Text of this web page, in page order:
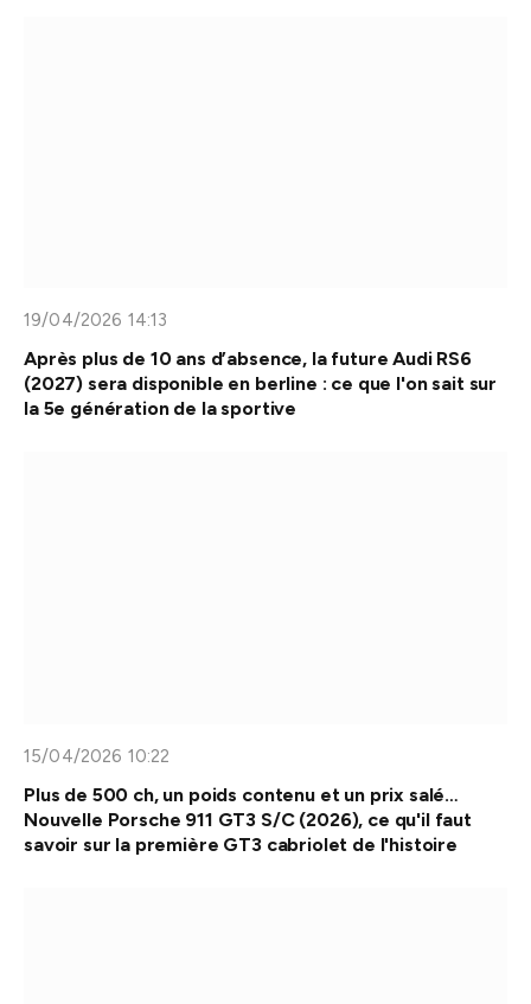
19/04/2026 14:13
Après plus de 10 ans d’absence, la future Audi RS6
(2027) sera disponible en berline : ce que l'on sait sur
la 5e génération de la sportive
15/04/2026 10:22
Plus de 500 ch, un poids contenu et un prix salé…
Nouvelle Porsche 911 GT3 S/C (2026), ce qu'il faut
savoir sur la première GT3 cabriolet de l'histoire